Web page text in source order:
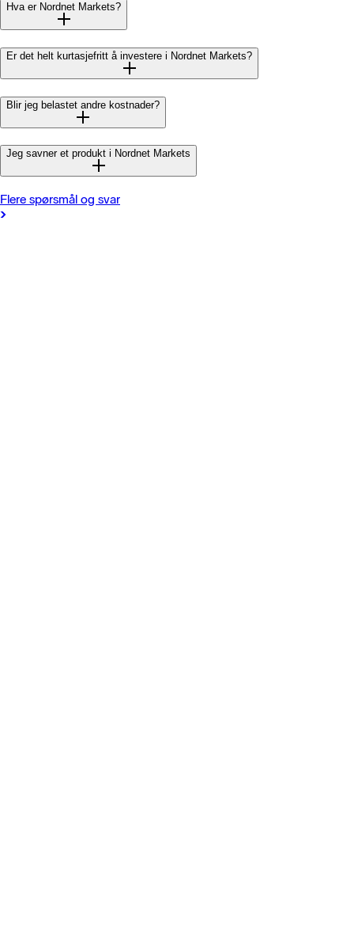
Hva er Nordnet Markets?
Er det helt kurtasjefritt å investere i Nordnet Markets?
Blir jeg belastet andre kostnader?
Jeg savner et produkt i Nordnet Markets
Flere spørsmål og svar